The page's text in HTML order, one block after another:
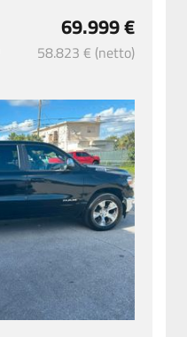
69.999 €
58.823 € (netto)